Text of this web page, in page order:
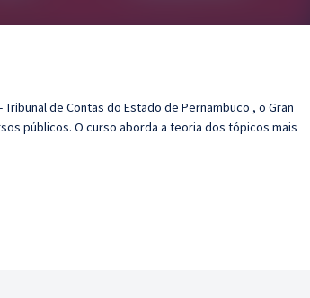
de Contas do Estado de Pernambuco , o Gran
públicos. O curso aborda a teoria dos tópicos mais